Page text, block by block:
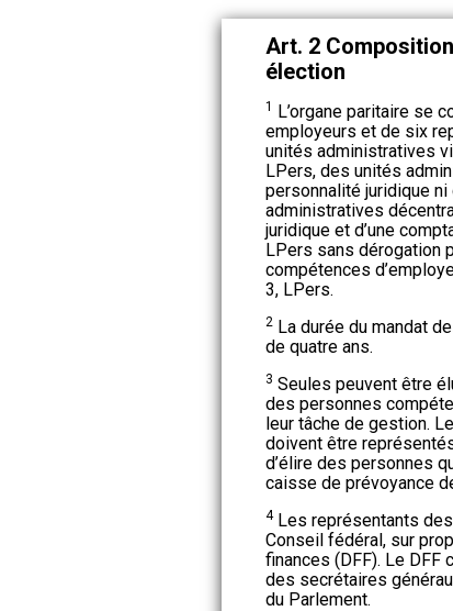
Art. 2
élection
1 L’organe paritaire se
employeurs et de six
unités administratives
LPers, des unités
personnalité juridique
administratives
juridique et d’une
LPers sans dérogation
compétences
3, LPers.
2La durée du mandat
de quatre ans.
3 Seules peuvent être
des personnes
leur tâche de gestion.
doivent être
d’élire des personnes
caisse de prévoyance
4Les représentants
Conseil fédéral, sur
finances (DFF). Le DFF
des secrétaires
du Parlement.